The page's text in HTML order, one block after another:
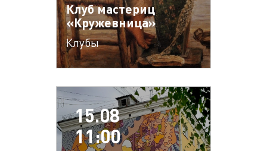
Клуб мастериц
«Кружевница»
Клубы
15.08
11:00